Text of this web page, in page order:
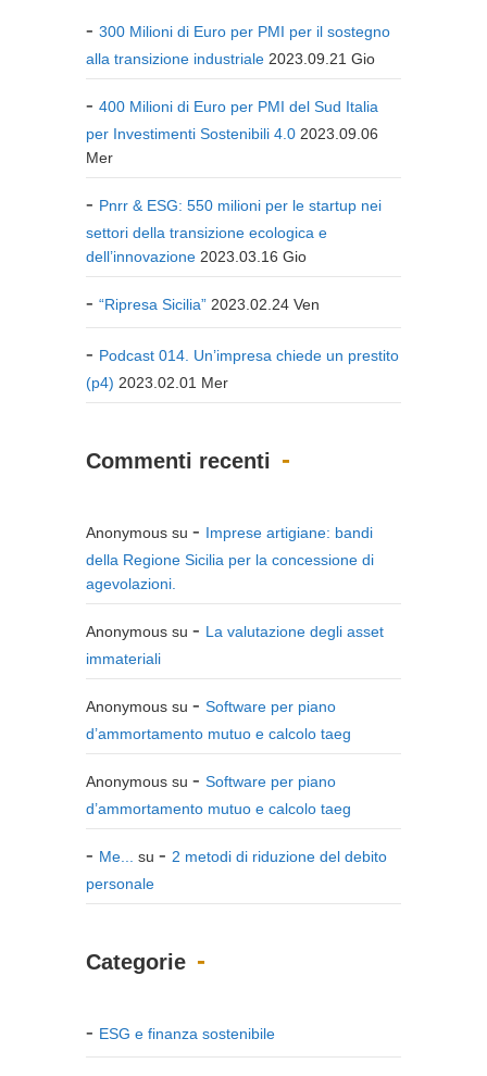
300 Milioni di Euro per PMI per il sostegno
alla transizione industriale 2023.09.21 Gio
400 Milioni di Euro per PMI del Sud Italia
per Investimenti Sostenibili 4.0 2023.09.06
Mer
Pnrr & ESG: 550 milioni per le startup nei
settori della transizione ecologica e
dell’innovazione 2023.03.16 Gio
“Ripresa Sicilia” 2023.02.24 Ven
Podcast 014. Un’impresa chiede un prestito
(p4) 2023.02.01 Mer
Commenti recenti
Anonymous su
Imprese artigiane: bandi
della Regione Sicilia per la concessione di
agevolazioni.
Anonymous su
La valutazione degli asset
immateriali
Anonymous su
Software per piano
d’ammortamento mutuo e calcolo taeg
Anonymous su
Software per piano
d’ammortamento mutuo e calcolo taeg
Me... su
2 metodi di riduzione del debito
personale
Categorie
ESG e finanza sostenibile